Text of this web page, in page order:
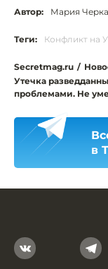
Автор: Мария
Теги: Конфликт на
Secretmag.ru /
Утечка
проблемами. Не
в